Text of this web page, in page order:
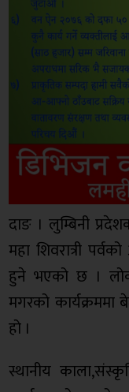
दाङ । लुम्बिनी
महा शिवरात्री
हुने भएको छ । लोक
मगरको
हो ।
स्थानीय